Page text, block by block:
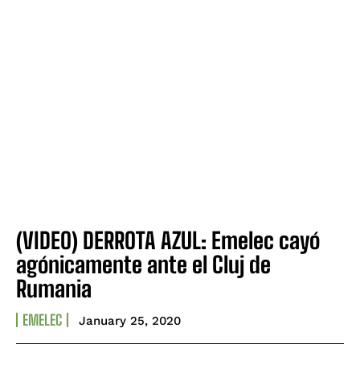
(VIDEO) DERROTA AZUL: Emelec cayó
agónicamente ante el Cluj de
Rumania
EMELEC January 25, 2020